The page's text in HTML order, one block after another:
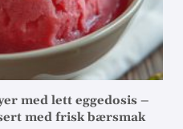
med lett eggedosis –
med frisk bærsmak